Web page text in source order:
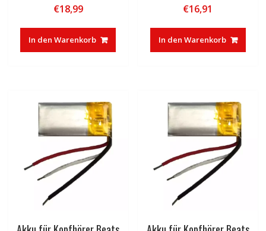
€18,99
In den Warenkorb
€16,91
In den Warenkorb